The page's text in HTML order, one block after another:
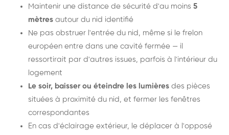
Maintenir une distance de sécurité d'au moins 5
mètres autour du nid identifié
Ne pas obstruer l'entrée du nid, même si le frelon
européen entre dans une cavité fermée — il
ressortirait par d'autres issues, parfois à l'intérieur du
logement
Le soir, baisser ou éteindre les lumières des pièces
situées à proximité du nid, et fermer les fenêtres
correspondantes
En cas d'éclairage extérieur, le déplacer à l'opposé